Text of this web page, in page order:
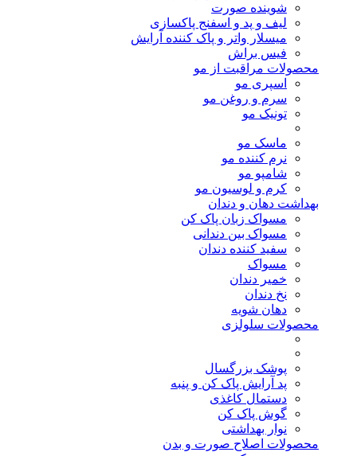
شوینده صورت
لیف و پد و اسفنج پاکسازی
میسلار واتر و پاک کننده آرایش
فیس براش
محصولات مراقبت از مو
اسپری مو
سرم و روغن مو
تونیک مو
ماسک مو
نرم کننده مو
شامپو مو
کرم و لوسیون مو
بهداشت دهان و دندان
مسواک زبان پاک کن
مسواک بین دندانی
سفید کننده دندان
مسواک
خمیر دندان
نخ دندان
دهان شویه
محصولات سلولزی
پوشک بزرگسال
پد آرایش پاک کن و پنبه
دستمال کاغذی
گوش پاک کن
نوار بهداشتی
محصولات اصلاح صورت و بدن